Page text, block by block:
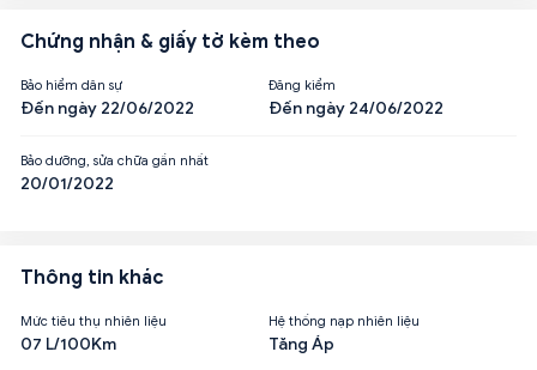
Chứng nhận & giấy tờ kèm theo
Bảo hiểm dân sự
Đến ngày 22/06/2022
Đăng kiểm
Đến ngày 24/06/2022
Bảo dưỡng, sửa chữa gần nhất
20/01/2022
Thông tin khác
Mức tiêu thụ nhiên liệu
07 L/100Km
Hệ thống nạp nhiên liệu
Tăng Áp